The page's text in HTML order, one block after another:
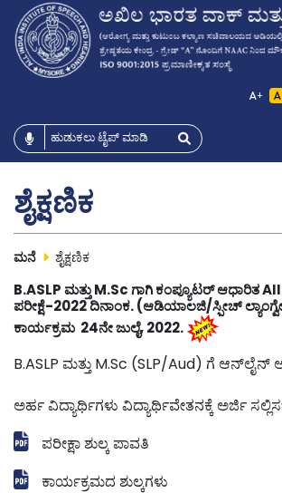
+
ಶೈಕ್ಷಣಿಕ
ಮನೆ ಶೈಕ್ಷಣಿಕ
B.ASLP ಮತ್ತು M.Sc ಗಾಗಿ ಕಂಪ್ಯೂಟರ್ ಆಧಾರಿತ
ಪರೀಕ್ಷೆ-2022 ದಿನಾಂಕ. (ಆಡಿಯಾಲಜಿ/ಸ್ಪೀಚ್
ಕಾರ್ಯಕ್ರಮ 24ನೇ ಜುಲೈ, 2022.
B.ASLP ಮತ್ತು M.Sc (SLP/Aud) ಗೆ ಆನ್‌ಲೈನ್
ಅರ್ಹ ವಿದ್ಯಾರ್ಥಿಗಳು ವಿದ್ಯಾರ್ಥಿವೇತನಕ್ಕೆ ಅರ್ಜಿ
ಪರೀಕ್ಷಾ ಶುಲ್ಕ ಪಾವತಿ
ಕಾರ್ಯಕ್ರಮದ ಶುಲ್ಕಗಳು